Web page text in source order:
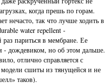
когда прешь по горам.
нечасто, так что лучше ходить в
water repellent -
париться в мембране. Ее
дождевиком, но об этом дальше.
отлично справляется с
сшиты из тянущейся и не
таков).